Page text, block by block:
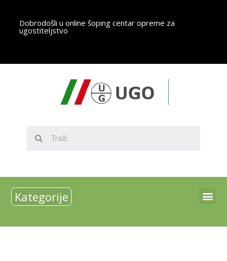
Dobrodošli u online šoping centar opreme za
ugostiteljstvo